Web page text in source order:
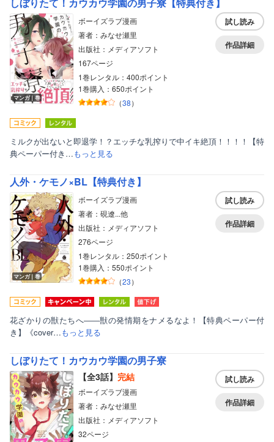
マンガ｜巻
ボーイズラブ漫画
著者：みなせ瀬里
出版社：メディアソフト
167ページ
1巻レンタル：400ポイント
1巻購入：650ポイント
（38）
試し読み
作品詳細
ミルクが出ないと即退学！？エッチな乳搾りで中イキ絶頂！！！！【特
典ペーパー付き…もっと見る
人外・ケモノ×BL【特典付き】
マンガ｜巻
ボーイズラブ漫画
著者：硯遼...他
出版社：メディアソフト
276ページ
1巻レンタル：250ポイント
1巻購入：550ポイント
（23）
試し読み
作品詳細
花ざかりの獣たちへ――獣の発情期をナメるなよ！【特典ペーパー付
き】《cover…もっと見る
しぼりたて！カウカウ学園の男子寮
【全3話】 完結
ボーイズラブ漫画
著者：みなせ瀬里
出版社：メディアソフト
32ページ
試し読み
作品詳細